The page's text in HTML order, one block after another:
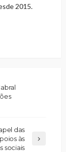
2015.
das
às
sociais